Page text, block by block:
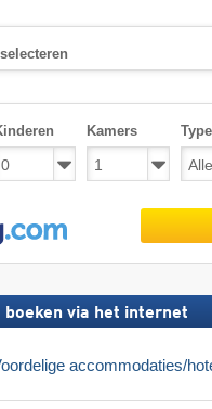
Kamers
boeken via het internet
accommodaties/